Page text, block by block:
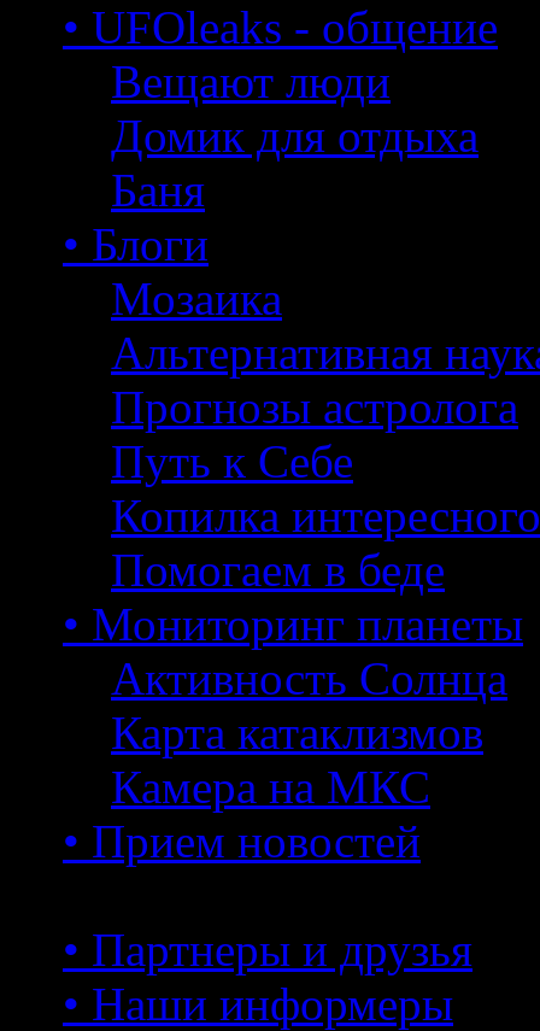
• UFOleaks - общение
Вещают люди
Домик для отдыха
Баня
• Блоги
Мозаика
Альтернативная
Прогнозы астролога
Путь к Себе
Копилка интересного
Помогаем в беде
• Мониторинг планеты
Активность Солнца
Карта катаклизмов
Камера на МКС
• Прием новостей
• Партнеры и друзья
• Наши информеры